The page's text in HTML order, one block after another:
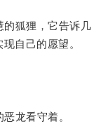
狸，它告诉几
自己的愿望。
看守着。